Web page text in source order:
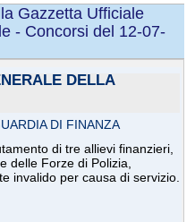
Gazzetta Ufficiale
- Concorsi del 12-07-
DELLA
DI FINANZA
di tre allievi finanzieri,
delle Forze di Polizia,
invalido per causa di servizio.